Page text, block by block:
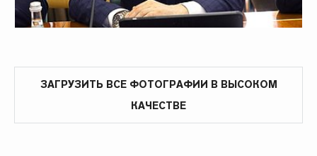
ЗАГРУЗИТЬ ВСЕ ФОТОГРАФИИ В ВЫСОКОМ
КАЧЕСТВЕ